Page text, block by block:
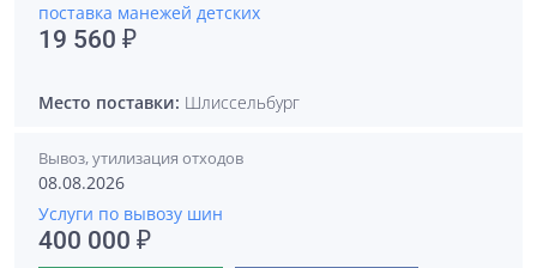
поставка манежей детских
19 560 ₽
Место поставки: Шлиссельбург
Вывоз, утилизация отходов
08.08.2026
Услуги по вывозу шин
400 000 ₽